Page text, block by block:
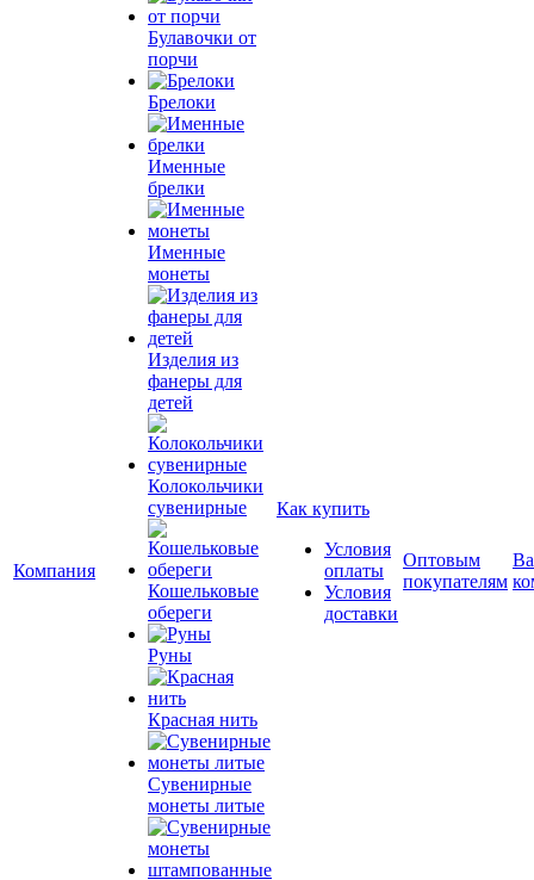
Компания
Булавочки от
порчи
Брелоки
Именные
брелки
Именные
монеты
Изделия из
фанеры для
детей
Колокольчики
сувенирные
Кошельковые
обереги
Руны
Красная нить
Сувенирные
монеты литые
Как купить
Условия
оплаты
Условия
доставки
Оптовым
покупателям